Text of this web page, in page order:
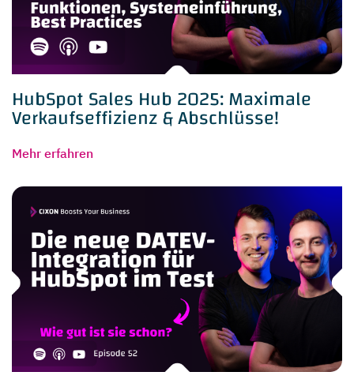
HubSpot Sales Hub 2025: Maximale
Verkaufseffizienz & Abschlüsse!
Mehr erfahren